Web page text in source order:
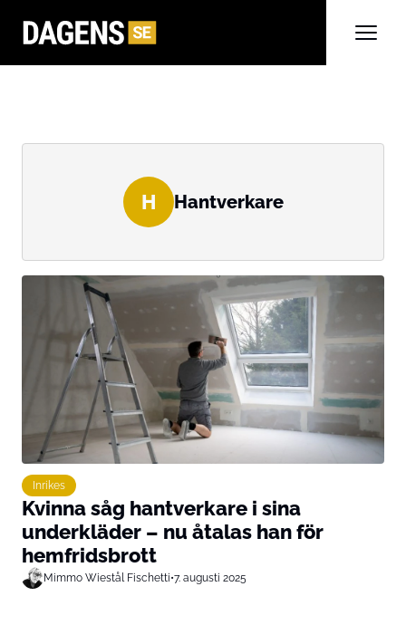
H Hantverkare
Inrikes
Kvinna såg hantverkare i sina
underkläder – nu åtalas han för
hemfridsbrott
Mimmo Wiestål Fischetti•7. augusti 2025